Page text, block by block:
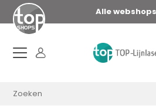
Alle webshops